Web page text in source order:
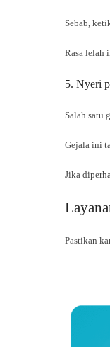
Sebab,
Rasa lelah
5. Nyeri
Salah satu
Gejala ini
Jika
Pastikan